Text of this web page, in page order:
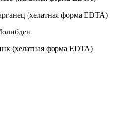
(хелатная форма EDTA)
(хелатная форма EDTA)